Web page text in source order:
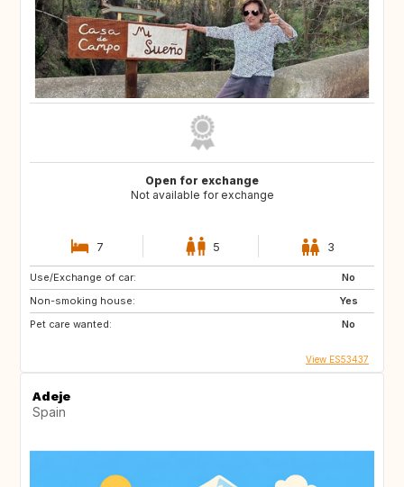
Open for exchange
Not available for exchange
7 5 3
Use/Exchange of car:
No
Non-smoking house:
Yes
Pet care wanted:
No
View ES53437
Adeje
Spain